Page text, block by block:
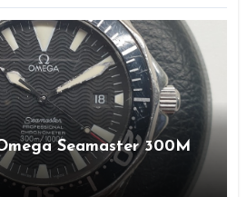
Seamaster 300M